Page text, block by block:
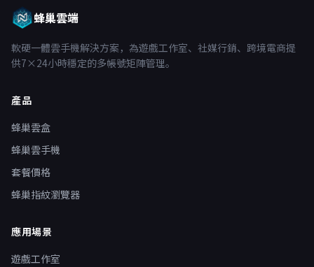
蜂巢雲端
軟硬一體雲手機解決方案，為遊戲工作室、社媒行銷、跨境電商提
供7×24小時穩定的多帳號矩陣管理。
產品
蜂巢雲盒
蜂巢雲手機
套餐價格
蜂巢指紋瀏覽器
應用場景
遊戲工作室